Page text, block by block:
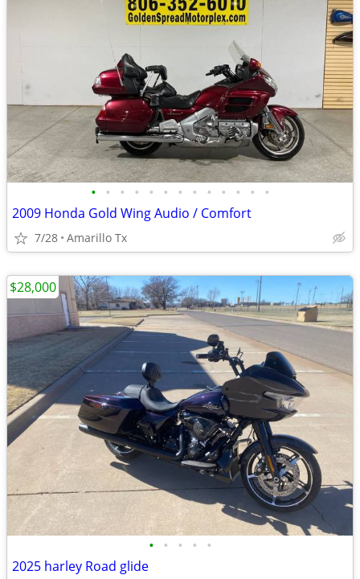
• • • • • • • • • • • • •
2009 Honda Gold Wing Audio / Comfort
7/28 Amarillo Tx
• • • • •
2025 harley Road glide
$28,000